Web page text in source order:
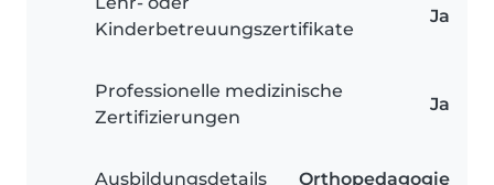
Kinderbetreuungszertifikate
Ja
Professionelle medizinische
Zertifizierungen
Ja
Ausbildungsdetails Orthopedagogie